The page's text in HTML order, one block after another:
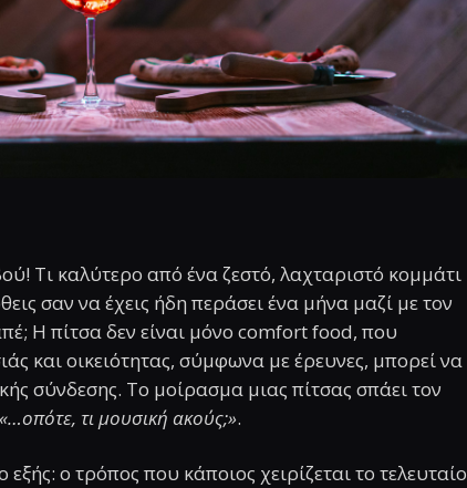
Τι καλύτερο από ένα ζεστό, λαχταριστό κομμάτι
σαν να έχεις ήδη περάσει ένα μήνα μαζί με τον
Η πίτσα δεν είναι μόνο comfort food, που
και οικειότητας, σύμφωνα με έρευνες, μπορεί να
σύνδεσης. Το μοίρασμα μιας πίτσας σπάει τον
«…οπότε, τι μουσική ακούς;».
ο τρόπος που κάποιος χειρίζεται το τελευταίο